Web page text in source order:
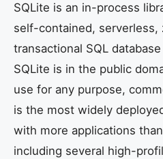
SQLite is an in-process
self-contained,
transactional SQL
SQLite is in the public
use for any purpose,
is the most widely
with more applications
including several high-